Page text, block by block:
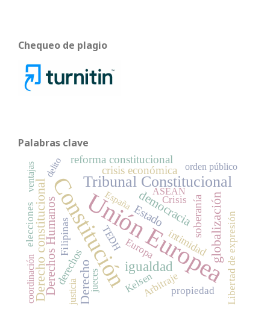
Chequeo de plagio
Palabras clave
Unión Europea
Constitución
Tribunal Constitucional
igualdad
globalización
Derecho constitucional Derecho
democracia
Derechos Humanos
crisis económica
Estado
reforma constitucional
soberanía
intimidad
Filipinas
derechos
Crisis
Libertad de expresión
TEDH
elecciones
Europa
Arbitrajepropiedad
Kelsen
ASEAN
España
orden público
jueces
coordinación justicia
delito
ventajas